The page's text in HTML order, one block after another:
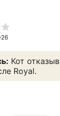
Кот
Royal.